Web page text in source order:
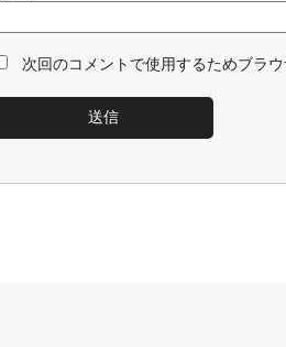
次回のコメントで使用するためブラ